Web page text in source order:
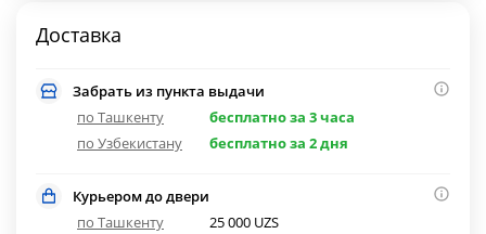
Доставка
Забрать из пункта выдачи
по Ташкенту
бесплатно за 3 часа
по Узбекистану
бесплатно за 2 дня
Курьером до двери
по Ташкенту
25 000 UZS